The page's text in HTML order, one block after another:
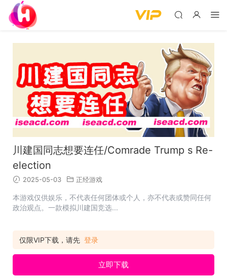
川建国同志想要连任/Comrade Trump s Re-
election
2025-05-03 正经游戏
本游戏仅供娱乐，不代表任何团体或个人，亦不代表或赞同任何
政治观点。一款模拟川建国竞选...
仅限VIP下载，请先 登录
立即下载